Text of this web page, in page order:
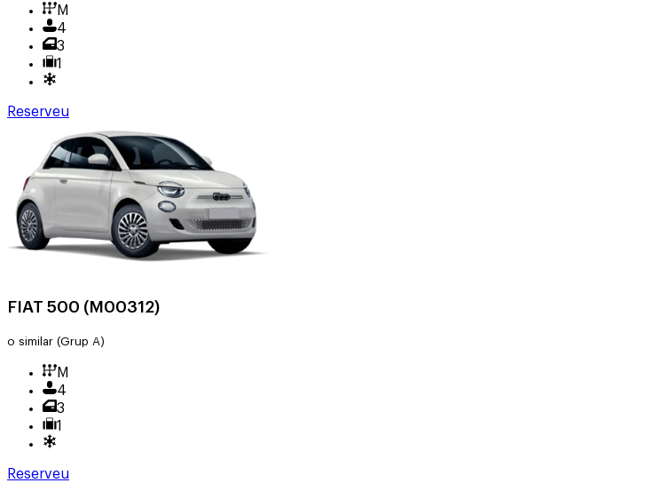
M
4
3
1
Reserveu
FIAT 500 (M00312)
o similar (Grup A)
M
4
3
1
Reserveu